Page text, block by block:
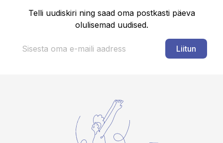
Telli uudiskiri ning saad oma postkasti päeva
olulisemad uudised.
Liitun